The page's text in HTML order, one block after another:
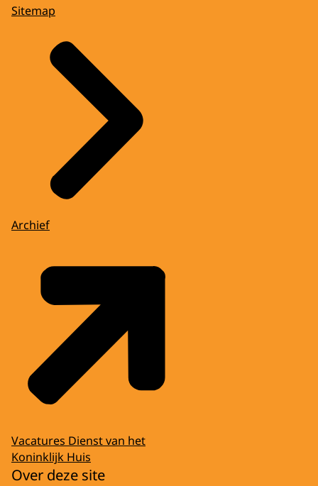
Sitemap
Archief
Vacatures Dienst van het
Koninklijk Huis
Over deze site